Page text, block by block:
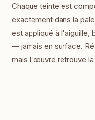
Chaque teinte est
exactement dans la
est appliqué à l'aiguille,
— jamais en surface.
mais l'œuvre retrouve la